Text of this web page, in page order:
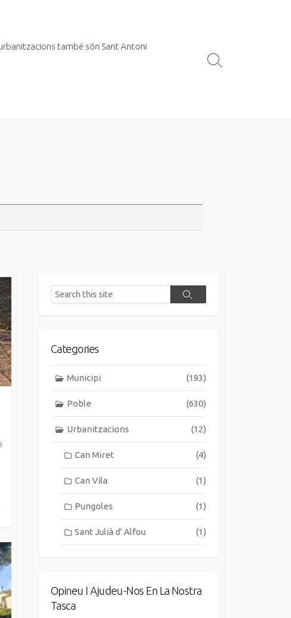
també són Sant Antoni
Search
Search
Search
Categories
Municipi (193)
Poble (630)
Urbanitzacions (12)
Can Miret (4)
Can Vila (1)
Pungoles (1)
Sant Julià d' Alfou (1)
Opineu I Ajudeu-Nos En La Nostra
Tasca